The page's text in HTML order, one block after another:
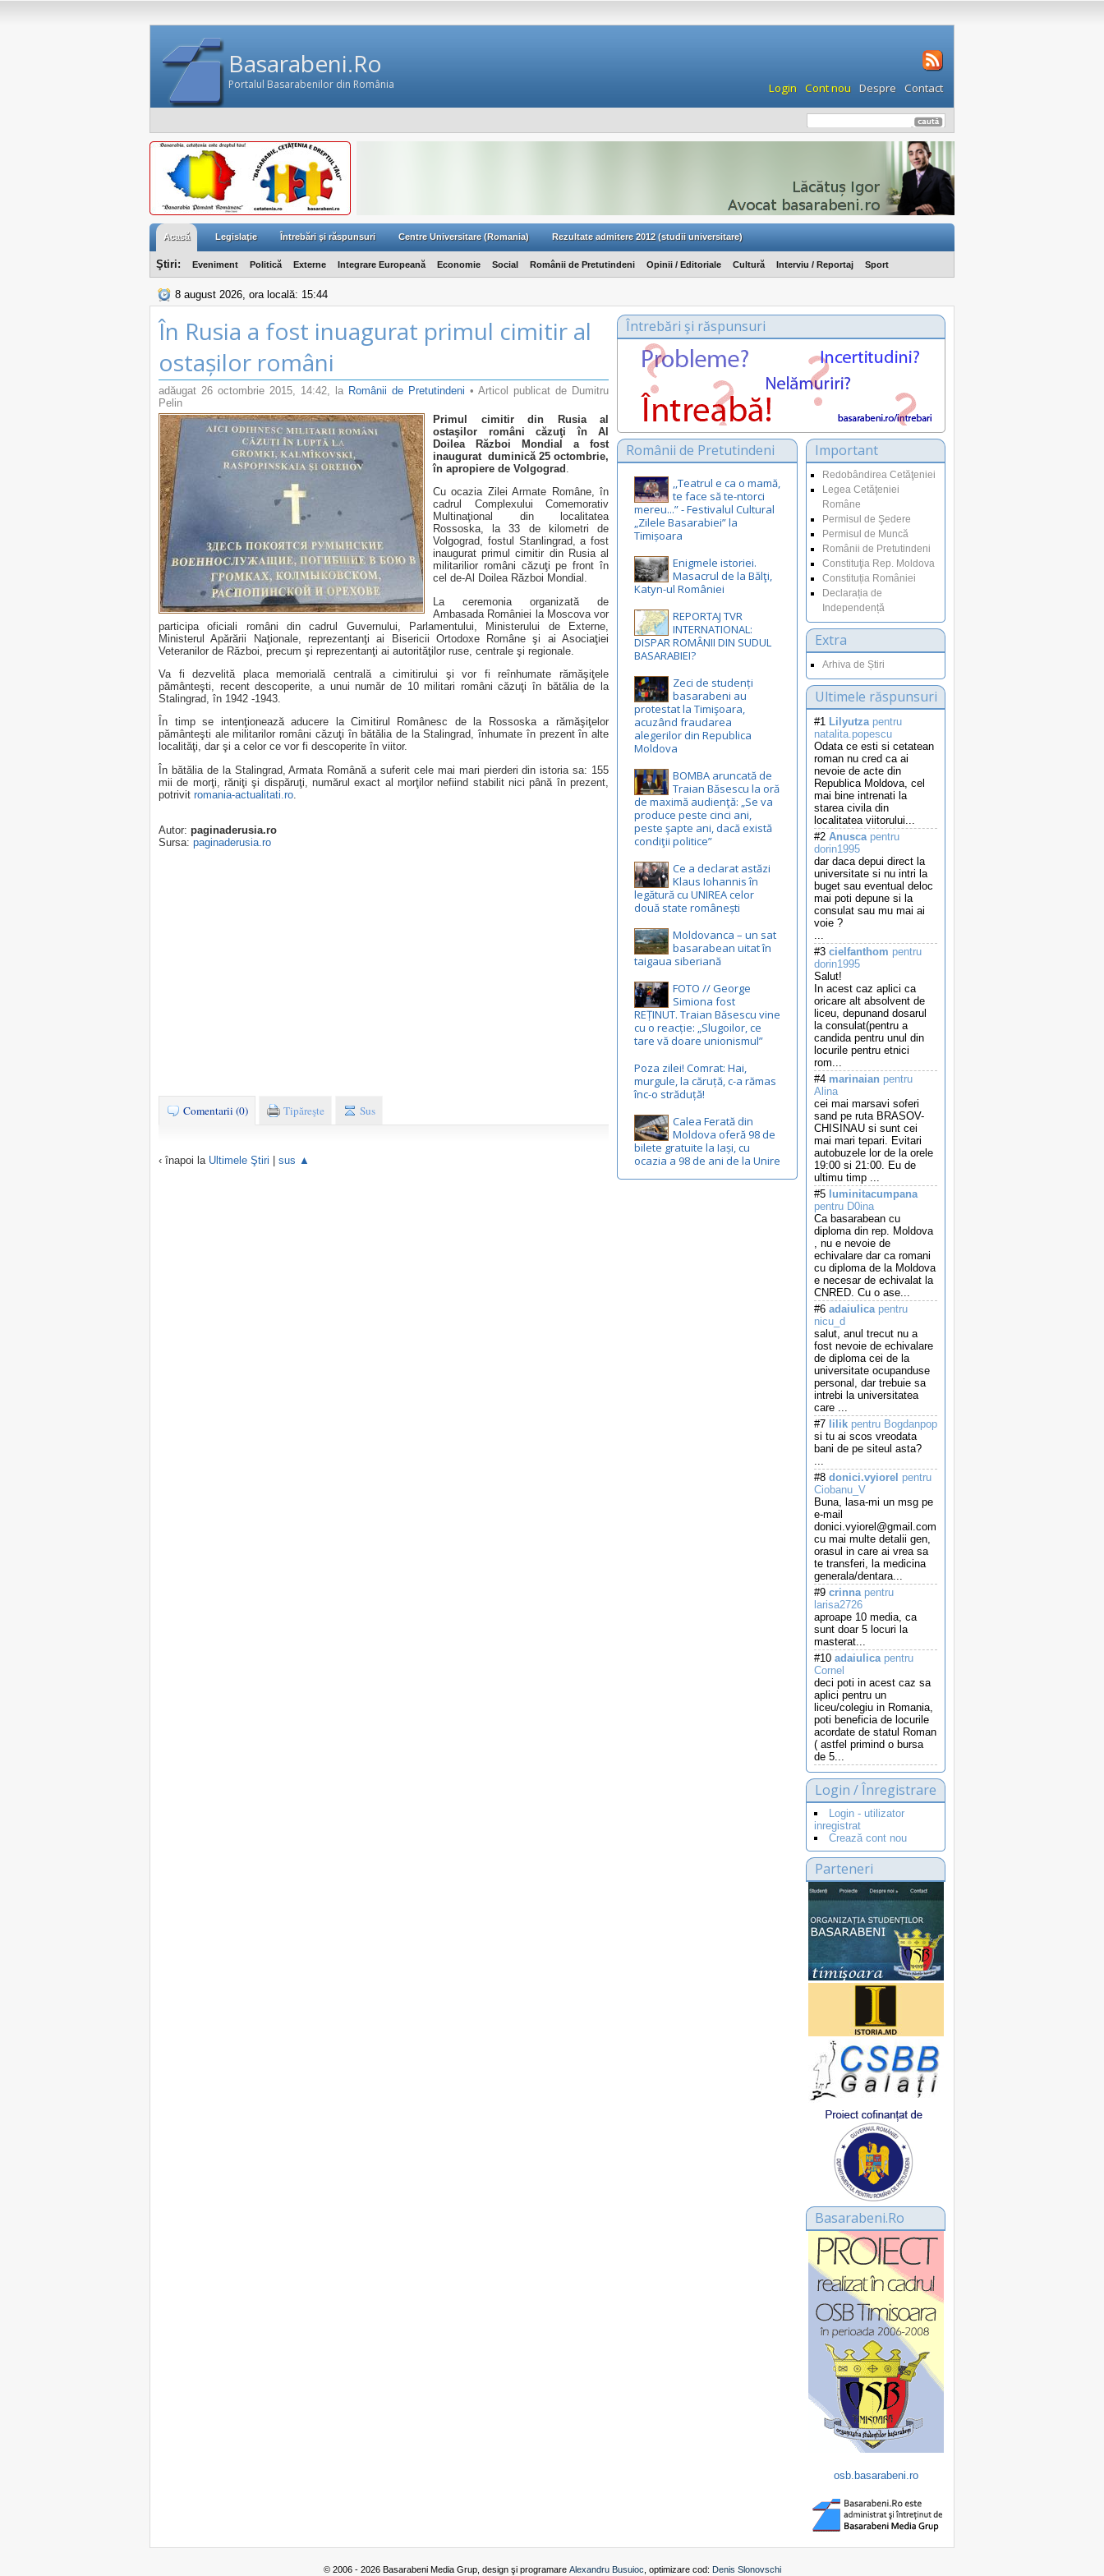
Basarabeni.Ro
Portalul Basarabenilor din România Login Cont nou Despre Contact
Acasă Legislaţie Întrebări şi răspunsuri Centre Universitare (Romania) Rezultate admitere 2012 (studii universitare)
Ştiri: Eveniment Politică Externe Integrare Europeană Economie Social Românii de Pretutindeni Opinii / Editoriale Cultură Interviu / Reportaj Sport
8 august 2026, ora locală: 15:44
În Rusia a fost inuagurat primul cimitir al
ostașilor români
adăugat 26 octombrie 2015, 14:42, la Românii de Pretutindeni • Articol publicat de Dumitru
Pelin
Primul cimitir din Rusia al
ostaşilor români căzuţi în Al
Doilea Război Mondial a fost
inaugurat duminică 25 octombrie,
în apropiere de Volgograd .
Cu ocazia Zilei Armate Române, în
cadrul Complexului Comemorativ
Multinaţional din localitatea
Rossoska, la 33 de kilometri de
Volgograd, fostul Stanlingrad, a fost
inaugurat primul cimitir din Rusia al
militarilior români căzuţi pe front în
cel de-Al Doilea Război Mondial.
La ceremonia organizată de
Ambasada României la Moscova vor
participa oficiali români din cadrul Guvernului, Parlamentului, Ministerului de Externe,
Ministerul Apărării Naţionale, reprezentanţi ai Bisericii Ortodoxe Române şi ai Asociaţiei
Veteranilor de Război, precum şi reprezentanţi ai autorităţilor ruse, centrale şi regionale.
Va fi dezvelită placa memorială centrală a cimitirului şi vor fi reînhumate rămăşiţele
pământeşti, recent descoperite, a unui număr de 10 militari români căzuţi în bătălia de la
Stalingrad, în 1942 -1943.
În timp se intenţionează aducere la Cimitirul Românesc de la Rossoska a rămăşiţelor
pământeşti ale militarilor români căzuţi în bătălia de la Stalingrad, înhumate în prezent în alte
localităţi, dar şi a celor ce vor fi descoperite în viitor.
În bătălia de la Stalingrad, Armata Română a suferit cele mai mari pierderi din istoria sa: 155
mii de morţi, răniţi şi dispăruţi, numărul exact al morţilor nefiind stabilit nici până în prezent,
potrivit romania-actualitati.ro
Autor: paginaderusia.ro
Sursa: paginaderusia.ro
Comentarii (0) Tipăreşte Sus
‹ înapoi la Ultimele Ştiri sus ▲
Întrebări şi răspunsuri
Important
Redobândirea Cetăţeniei
Legea Cetăţeniei
Române
Permisul de Şedere
Permisul de Muncă
Românii de Pretutindeni
Constituţia Rep. Moldova
Constituția României
Declarația de
Independență
Extra
Arhiva de Știri
Ultimele răspunsuri
#1 Lilyutzapentru
natalita.popescu
Odata ce esti si cetatean
roman nu cred ca ai
nevoie de acte din
Republica Moldova, cel
mai bine intrenati la
starea civila din
localitatea viitorului...
#2 Anuscapentru
dorin1995
dar daca depui direct la
universitate si nu intri la
buget sau eventual deloc
mai poti depune si la
consulat sau mu mai ai
voie ?
...
#3 cielfanthom pentru
dorin1995
Salut!
In acest caz aplici ca
oricare alt absolvent de
liceu, depunand dosarul
la consulat(pentru a
candida pentru unul din
locurile pentru etnici
rom...
#4 marinaian pentru
Alina
cei mai marsavi soferi
sand pe ruta BRASOV-
CHISINAU si sunt cei
mai mari tepari. Evitari
autobuzele lor de la orele
19:00 si 21:00. Eu de
ultimu timp ...
#5 luminitacumpana
pentru D0ina
Ca basarabean cu
diploma din rep. Moldova
, nu e nevoie de
echivalare dar ca romani
cu diploma de la Moldova
e necesar de echivalat la
CNRED. Cu o ase...
#6 adaiulicapentru
nicu_d
salut, anul trecut nu a
fost nevoie de echivalare
de diploma cei de la
universitate ocupanduse
personal, dar trebuie sa
intrebi la universitatea
care ...
#7 lilik pentru Bogdanpop
si tu ai scos vreodata
bani de pe siteul asta?
...
#8 donici.vyiorel pentru
Ciobanu_V
Buna, lasa-mi un msg pe
e-mail
donici.vyiorel@gmail.com
cu mai multe detalii gen,
orasul in care ai vrea sa
te transferi, la medicina
generala/dentara...
#9 crinnapentru
larisa2726
aproape 10 media, ca
sunt doar 5 locuri la
masterat...
#10 adaiulicapentru
Cornel
deci poti in acest caz sa
aplici pentru un
liceu/colegiu in Romania,
poti beneficia de locurile
acordate de statul Roman
( astfel primind o bursa
de 5...
Login / Înregistrare
Login - utilizator
inregistrat
Crează cont nou
Parteneri
Basarabeni.Ro
osb.basarabeni.ro
Românii de Pretutindeni
,,Teatrul e ca o mamă,
te face să te-ntorci
mereu...” - Festivalul Cultural
„Zilele Basarabiei” la
Timișoara
Enigmele istoriei.
Masacrul de la Bălţi,
Katyn-ul României
REPORTAJ TVR
INTERNATIONAL:
DISPAR ROMÂNII DIN SUDUL
BASARABIEI?
Zeci de studenți
basarabeni au
protestat la Timişoara,
acuzând fraudarea
alegerilor din Republica
Moldova
BOMBA aruncată de
Traian Băsescu la oră
de maximă audienţă: „Se va
produce peste cinci ani,
peste şapte ani, dacă există
condiţii politice”
Ce a declarat astăzi
Klaus Iohannis în
legătură cu UNIREA celor
două state românești
Moldovanca – un sat
basarabean uitat în
taigaua siberiană
FOTO // George
Simiona fost
REȚINUT. Traian Băsescu vine
cu o reacție: „Slugoilor, ce
tare vă doare unionismul”
Poza zilei! Comrat: Hai,
murgule, la căruță, c-a rămas
înc-o străduță!
Calea Ferată din
Moldova oferă 98 de
bilete gratuite la Iași, cu
ocazia a 98 de ani de la Unire
© 2006 - 2026 Basarabeni Media Grup, design şi programare Alexandru Busuioc , optimizare cod: Denis Slonovschi